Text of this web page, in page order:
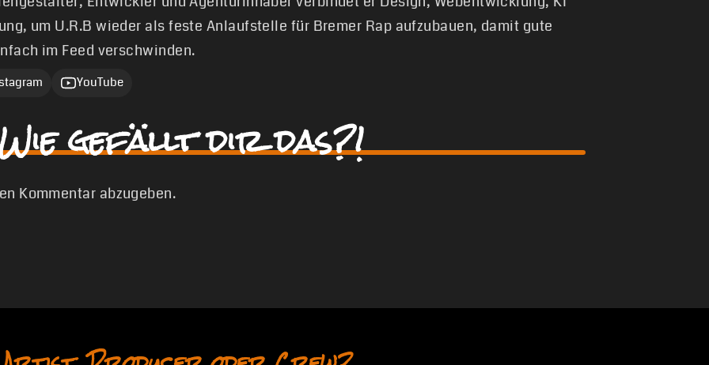
um U.R.B wieder als feste Anlaufstelle für Bremer Rap aufzubauen, damit gute
im Feed verschwinden.
YouTube
gefällt dir das?!
Kommentar abzugeben.